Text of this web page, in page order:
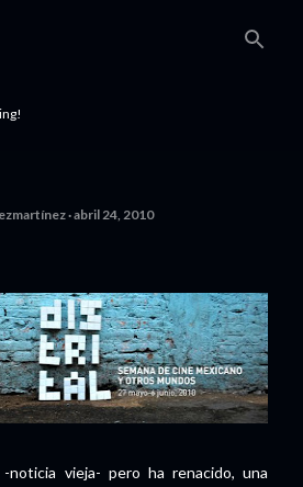
abril 24, 2010
noticia vieja- pero ha renacido, una